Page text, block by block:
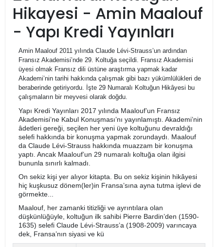
Hikayesi - Amin Maalouf
- Yapı Kredi Yayınları
Amin Maalouf 2011 yılında Claude Lévi-Strauss’un ardından
Fransız Akademisi’nde 29. Koltuğa seçildi. Fransız Akademisi
üyesi olmak Fransız dili üstüne araştırma yapmak kadar
Akademi’nin tarihi hakkında çalışmak gibi bazı yükümlülükleri de
beraberinde getiriyordu. İşte 29 Numaralı Koltuğun Hikâyesi bu
çalışmaların bir meyvesi olarak doğdu.
Yapı Kredi Yayınları 2017 yılında Maalouf’un Fransız
Akademisi’ne Kabul Konuşması’nı yayınlamıştı. Akademi’nin
âdetleri gereği, seçilen her yeni üye koltuğunu devraldığı
selefi hakkında bir konuşma yapmak zorundaydı. Maalouf
da Claude Lévi-Strauss hakkında muazzam bir konuşma
yaptı. Ancak Maalouf’un 29 numaralı koltuğa olan ilgisi
bununla sınırlı kalmadı.
On sekiz kişi yer alıyor kitapta. Bu on sekiz kişinin hikâyesi
hiç kuşkusuz dönem(ler)in Fransa’sına ayna tutma işlevi de
görmekte...
Maalouf, her zamanki titizliği ve ayrıntılara olan
düşkünlüğüyle, koltuğun ilk sahibi Pierre Bardin’den (1590-
1635) selefi Claude Lévi-Strauss’a (1908-2009) varıncaya
dek, Fransa’nın siyasi ve kü